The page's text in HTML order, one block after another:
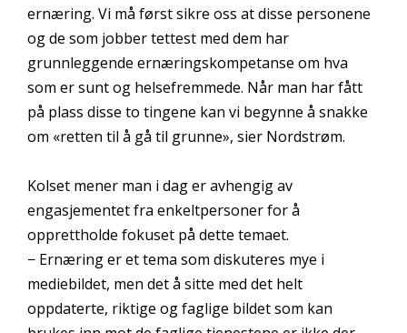
ernæring. Vi må først sikre oss at disse personene
og de som jobber tettest med dem har
grunnleggende ernæringskompetanse om hva
som er sunt og helsefremmede. Når man har fått
på plass disse to tingene kan vi begynne å snakke
om «retten til å gå til grunne», sier Nordstrøm.
Kolset mener man i dag er avhengig av
engasjementet fra enkeltpersoner for å
opprettholde fokuset på dette temaet.
− Ernæring er et tema som diskuteres mye i
mediebildet, men det å sitte med det helt
oppdaterte, riktige og faglige bildet som kan